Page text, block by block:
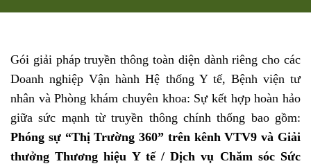
Gói giải pháp truyền thông toàn diện dành riêng cho các
Doanh nghiệp Vận hành Hệ thống Y tế, Bệnh viện tư
nhân và Phòng khám chuyên khoa: Sự kết hợp hoàn hảo
giữa sức mạnh từ truyền thông chính thống bao gồm:
Phóng sự “Thị Trường 360” trên kênh VTV9 và Giải
thưởng Thương hiệu Y tế / Dịch vụ Chăm sóc Sức